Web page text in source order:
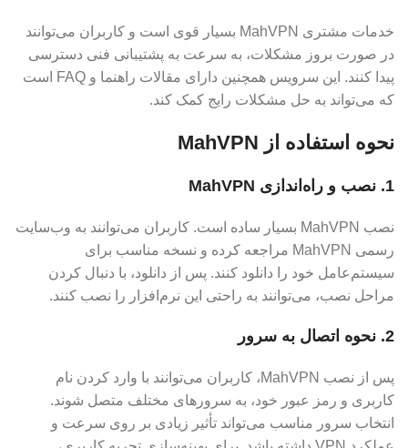
خدمات مشتری MahVPN بسیار قوی است و کاربران می‌توانند
در صورت بروز مشکلات، به سرعت به پشتیبانی فنی دسترسی
پیدا کنند. این سرویس همچنین دارای مقالات راهنما و FAQ است
که می‌تواند به حل مشکلات رایج کمک کند.
نحوه استفاده از MahVPN
1. نصب و راه‌اندازی MahVPN
نصب MahVPN بسیار ساده است. کاربران می‌توانند به وب‌سایت
رسمی MahVPN مراجعه کرده و نسخه مناسب برای
سیستم‌عامل خود را دانلود کنند. پس از دانلود، با دنبال کردن
مراحل نصب، می‌توانند به راحتی این نرم‌افزار را نصب کنند.
2. نحوه اتصال به سرور
پس از نصب MahVPN، کاربران می‌توانند با وارد کردن نام
کاربری و رمز عبور خود، به سرورهای مختلف متصل شوند.
انتخاب سرور مناسب می‌تواند تأثیر زیادی بر روی سرعت و